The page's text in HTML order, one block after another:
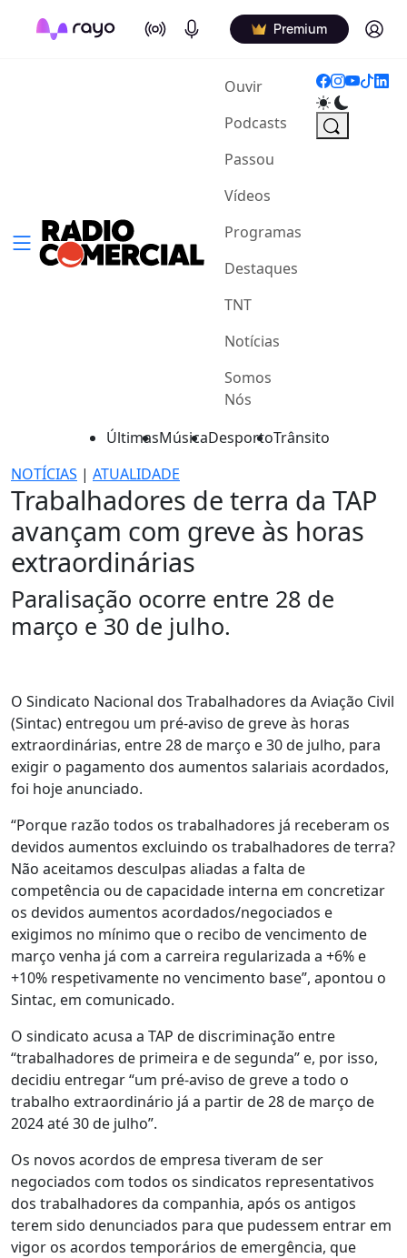
On Air Podcasts Premium Log in
Ouvir(current)
Podcasts
Passou
Vídeos
Programas
Destaques
TNT
Notícias
Somos
Nós
ÚltimasMúsicaDesportoTrânsito
NOTÍCIAS | ATUALIDADE
Trabalhadores de terra da TAP
avançam com greve às horas
extraordinárias
Paralisação ocorre entre 28 de
março e 30 de julho.
O Sindicato Nacional dos Trabalhadores da Aviação Civil
(Sintac) entregou um pré-aviso de greve às horas
extraordinárias, entre 28 de março e 30 de julho, para
exigir o pagamento dos aumentos salariais acordados,
foi hoje anunciado.
“Porque razão todos os trabalhadores já receberam os
devidos aumentos excluindo os trabalhadores de terra?
Não aceitamos desculpas aliadas a falta de
competência ou de capacidade interna em concretizar
os devidos aumentos acordados/negociados e
exigimos no mínimo que o recibo de vencimento de
março venha já com a carreira regularizada a +6% e
+10% respetivamente no vencimento base”, apontou o
Sintac, em comunicado.
O sindicato acusa a TAP de discriminação entre
“trabalhadores de primeira e de segunda” e, por isso,
decidiu entregar “um pré-aviso de greve a todo o
trabalho extraordinário já a partir de 28 de março de
2024 até 30 de julho”.
Os novos acordos de empresa tiveram de ser
negociados com todos os sindicatos representativos
dos trabalhadores da companhia, após os antigos
terem sido denunciados para que pudessem entrar em
vigor os acordos temporários de emergência, que